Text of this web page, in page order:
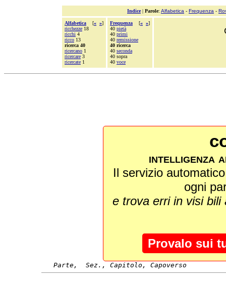
Indice| Parole: Alfabetica - Frequenza -
Alfabetica [« »]
ricchezze 18
ricchi 4
ricco 13
ricerca 40
ricercano 1
ricercare 3
ricercate 1
Frequenza [« »]
40 pietà
40 primi
40 remissione
40 ricerca
40 seconda
40 sopra
40 voce
intelligenza
Il servizio
ogni
e trova erri in visi
Provalo sui
Parte,  Sez., Capitolo, Capoverso